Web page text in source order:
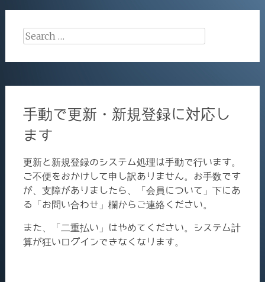
Search
手動で更新・新規登録に対応し
ます
更新と新規登録のシステム処理は手動で行います。
ご不便をおかけして申し訳ありません。お手数です
が、支障がありましたら、「会員について」下にあ
る「お問い合わせ」欄からご連絡ください。
また、「二重払い」はやめてください。システム計
算が狂いログインできなくなります。